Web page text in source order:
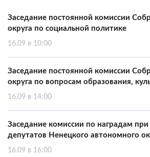
Заседание постоянной комиссии
округа по социальной политике
16.09 в 10:00
Заседание постоянной комиссии
округа по вопросам образования,
16.09 в 14:00
Заседание комиссии по наградам
депутатов Ненецкого автономного
16.09 в 16:00